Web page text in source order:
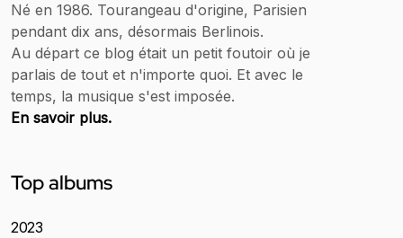
Né en 1986. Tourangeau d'origine, Parisien
pendant dix ans, désormais Berlinois.
Au départ ce blog était un petit foutoir où je
parlais de tout et n'importe quoi. Et avec le
temps, la musique s'est imposée.
En savoir plus.
Top albums
2023